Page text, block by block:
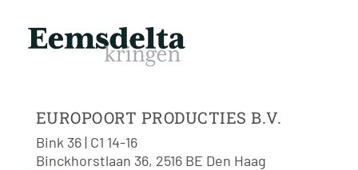
EUROPOORT PRODUCTIES B.V.
Bink 36 | C1 14-16
Binckhorstlaan 36, 2516 BE Den Haag